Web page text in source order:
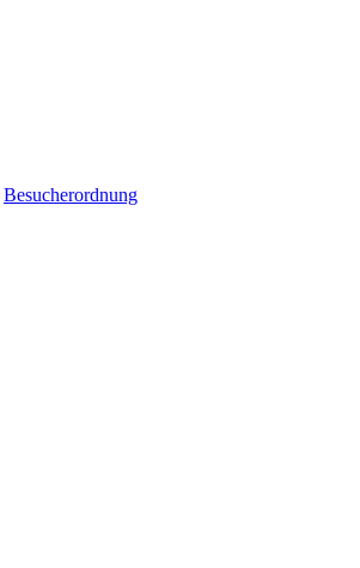
Besucherordnung